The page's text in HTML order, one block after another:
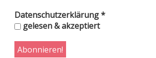
Datenschutzerklärung*
gelesen & akzeptiert